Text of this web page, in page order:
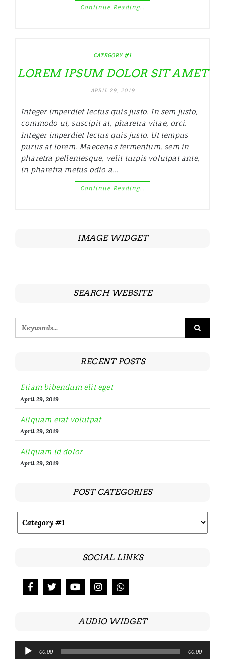
Continue Reading…
CATEGORY #1
LOREM IPSUM DOLOR SIT AMET
APRIL 29, 2019
Integer imperdiet lectus quis justo. In sem justo,
commodo ut, suscipit at, pharetra vitae, orci.
Integer imperdiet lectus quis justo. Ut tempus
purus at lorem. Maecenas fermentum, sem in
pharetra pellentesque, velit turpis volutpat ante,
in pharetra metus odio a…
Continue Reading…
IMAGE WIDGET
SEARCH WEBSITE
RECENT POSTS
Etiam bibendum elit eget
April 29, 2019
Aliquam erat volutpat
April 29, 2019
Aliquam id dolor
April 29, 2019
POST CATEGORIES
SOCIAL LINKS
AUDIO WIDGET
Audio
00:00 00:00